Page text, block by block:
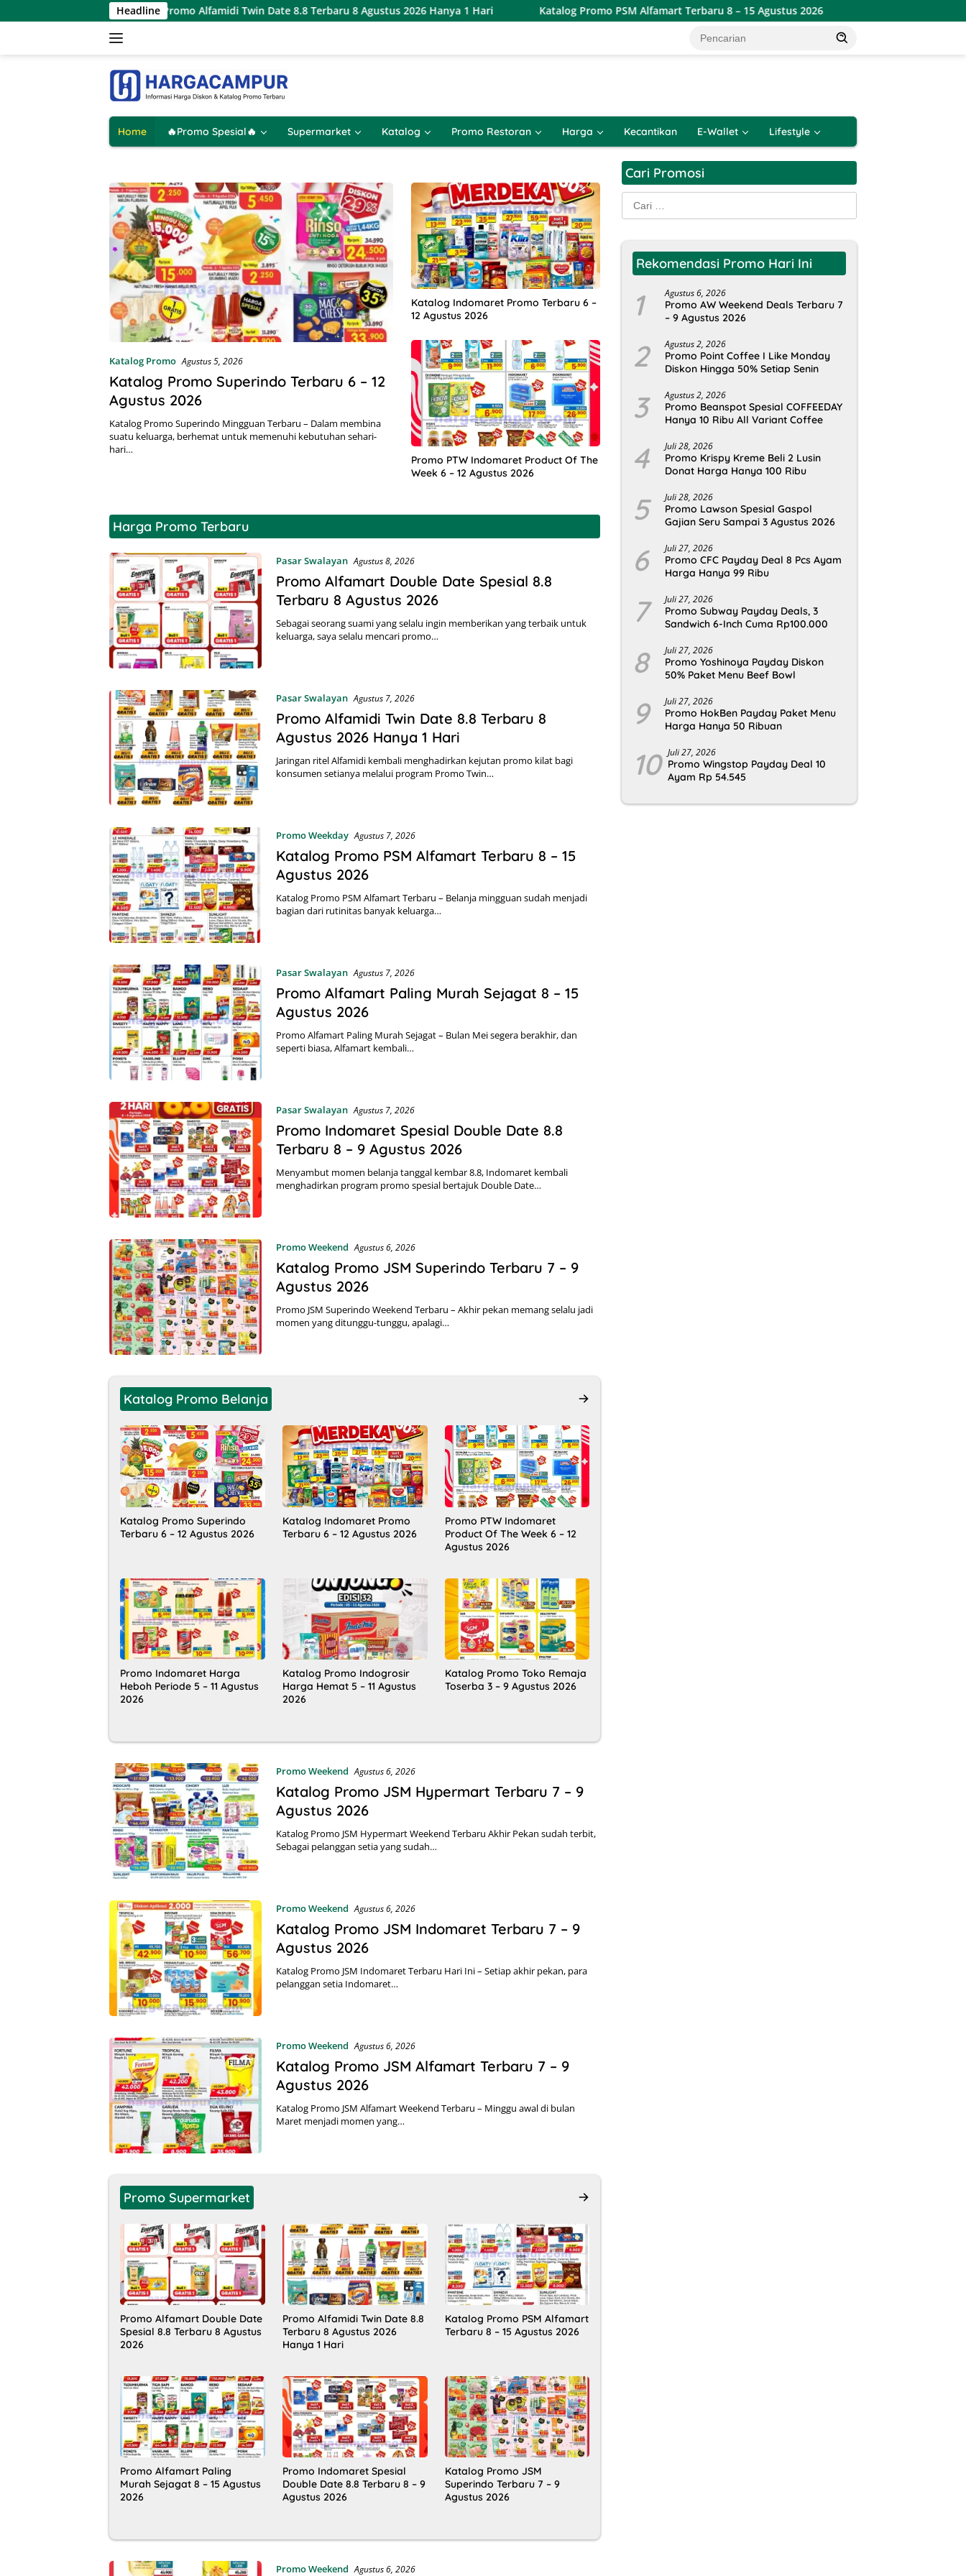
ke
Headline
Promo Alfamidi Twin Date 8.8 Terbaru 8 Agustus 2026 Hanya 1 Hari Katalog Promo PSM Alfamart Terbaru 8 – 15 Agustus 2026 Promo Alfamart Paling Murah
Home 🔥Promo Spesial🔥 Supermarket Katalog Promo Restoran Harga Kecantikan E-Wallet Lifestyle
Katalog Promo Agustus 5, 2026
Katalog Promo Superindo Terbaru 6 – 12
Agustus 2026
Katalog Promo Superindo Mingguan Terbaru – Dalam membina
suatu keluarga, berhemat untuk memenuhi kebutuhan sehari-
hari…
Katalog Indomaret Promo Terbaru 6 –
12 Agustus 2026
Promo PTW Indomaret Product Of The
Week 6 – 12 Agustus 2026
hargacampur
Harga Promo Terbaru
Pasar Swalayan Agustus 8, 2026
Promo Alfamart Double Date Spesial 8.8
Terbaru 8 Agustus 2026
Sebagai seorang suami yang selalu ingin memberikan yang terbaik untuk
keluarga, saya selalu mencari promo…
Pasar Swalayan Agustus 7, 2026
Promo Alfamidi Twin Date 8.8 Terbaru 8
Agustus 2026 Hanya 1 Hari
Jaringan ritel Alfamidi kembali menghadirkan kejutan promo kilat bagi
konsumen setianya melalui program Promo Twin…
Promo Weekday Agustus 7, 2026
Katalog Promo PSM Alfamart Terbaru 8 – 15
Agustus 2026
Katalog Promo PSM Alfamart Terbaru – Belanja mingguan sudah menjadi
bagian dari rutinitas banyak keluarga…
Pasar Swalayan Agustus 7, 2026
Promo Alfamart Paling Murah Sejagat 8 – 15
Agustus 2026
Promo Alfamart Paling Murah Sejagat – Bulan Mei segera berakhir, dan
seperti biasa, Alfamart kembali…
Pasar Swalayan Agustus 7, 2026
Promo Indomaret Spesial Double Date 8.8
Terbaru 8 – 9 Agustus 2026
Menyambut momen belanja tanggal kembar 8.8, Indomaret kembali
menghadirkan program promo spesial bertajuk Double Date…
Promo Weekend Agustus 6, 2026
Katalog Promo JSM Superindo Terbaru 7 – 9
Agustus 2026
Promo JSM Superindo Weekend Terbaru – Akhir pekan memang selalu jadi
momen yang ditunggu-tunggu, apalagi…
Katalog Promo Belanja
Katalog Promo Superindo
Terbaru 6 – 12 Agustus 2026
Katalog Indomaret Promo
Terbaru 6 – 12 Agustus 2026
Promo PTW Indomaret
Product Of The Week 6 – 12
Agustus 2026
Promo Indomaret Harga
Heboh Periode 5 – 11 Agustus
2026
Katalog Promo Indogrosir
Harga Hemat 5 – 11 Agustus
2026
Katalog Promo Toko Remaja
Toserba 3 – 9 Agustus 2026
Promo Weekend Agustus 6, 2026
Katalog Promo JSM Hypermart Terbaru 7 – 9
Agustus 2026
Katalog Promo JSM Hypermart Weekend Terbaru Akhir Pekan sudah terbit,
Sebagai pelanggan setia yang sudah…
Promo Weekend Agustus 6, 2026
Katalog Promo JSM Indomaret Terbaru 7 – 9
Agustus 2026
Katalog Promo JSM Indomaret Terbaru Hari Ini – Setiap akhir pekan, para
pelanggan setia Indomaret…
Promo Weekend Agustus 6, 2026
Katalog Promo JSM Alfamart Terbaru 7 – 9
Agustus 2026
Katalog Promo JSM Alfamart Weekend Terbaru – Minggu awal di bulan
Maret menjadi momen yang…
Promo Supermarket
Promo Alfamart Double Date
Spesial 8.8 Terbaru 8 Agustus
2026
Promo Alfamidi Twin Date 8.8
Terbaru 8 Agustus 2026
Hanya 1 Hari
Katalog Promo PSM Alfamart
Terbaru 8 – 15 Agustus 2026
Promo Alfamart Paling
Murah Sejagat 8 – 15 Agustus
2026
Promo Indomaret Spesial
Double Date 8.8 Terbaru 8 – 9
Agustus 2026
Katalog Promo JSM
Superindo Terbaru 7 – 9
Agustus 2026
Promo Weekend Agustus 6, 2026
Cari Promosi
Cari
untuk:
Rekomendasi Promo Hari Ini
1 Agustus 6, 2026
Promo AW Weekend Deals Terbaru 7
– 9 Agustus 2026
2 Agustus 2, 2026
Promo Point Coffee I Like Monday
Diskon Hingga 50% Setiap Senin
3 Agustus 2, 2026
Promo Beanspot Spesial COFFEEDAY
Hanya 10 Ribu All Variant Coffee
4 Juli 28, 2026
Promo Krispy Kreme Beli 2 Lusin
Donat Harga Hanya 100 Ribu
5 Juli 28, 2026
Promo Lawson Spesial Gaspol
Gajian Seru Sampai 3 Agustus 2026
6 Juli 27, 2026
Promo CFC Payday Deal 8 Pcs Ayam
Harga Hanya 99 Ribu
7 Juli 27, 2026
Promo Subway Payday Deals, 3
Sandwich 6-Inch Cuma Rp100.000
8 Juli 27, 2026
Promo Yoshinoya Payday Diskon
50% Paket Menu Beef Bowl
9 Juli 27, 2026
Promo HokBen Payday Paket Menu
Harga Hanya 50 Ribuan
10 Juli 27, 2026
Promo Wingstop Payday Deal 10
Ayam Rp 54.545